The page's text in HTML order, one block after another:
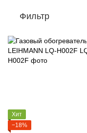
Фильтр
Хит
−18%